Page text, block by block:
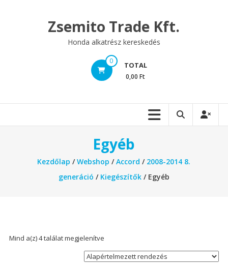
Zsemito Trade Kft.
Honda alkatrész kereskedés
0 TOTAL
0,00 Ft
Egyéb
Kezdőlap /Webshop /Accord / 2008-2014 8.
generáció / Kiegészítők/ Egyéb
Mind a(z) 4 találat megjelenítve